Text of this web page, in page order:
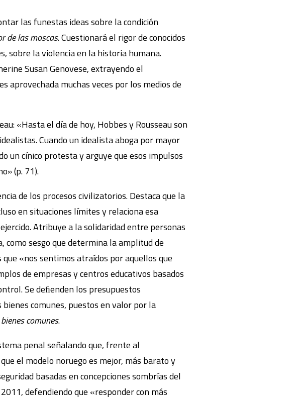
las funestas ideas sobre la condición
de las moscas. Cuestionará el rigor de conocidos
sobre la violencia en la historia humana.
Susan Genovese, extrayendo el
aprovechada muchas veces por los medios de
«Hasta el día de hoy, Hobbes y Rousseau son
Cuando un idealista aboga por mayor
un cínico protesta y arguye que esos impulsos
(p. 71).
de los procesos civilizatorios. Destaca que la
en situaciones límites y relaciona esa
Atribuye a la solidaridad entre personas
como sesgo que determina la amplitud de
«nos sentimos atraídos por aquellos que
de empresas y centros educativos basados
Se deﬁenden los presupuestos
comunes, puestos en valor por la
comunes.
penal señalando que, frente al
el modelo noruego es mejor, más barato y
basadas en concepciones sombrías del
defendiendo que «responder con más